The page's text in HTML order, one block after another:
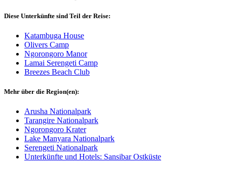
Diese Unterkünfte sind Teil der Reise:
Katambuga House
Olivers Camp
Ngorongoro Manor
Lamai Serengeti Camp
Breezes Beach Club
Mehr über die Region(en):
Arusha Nationalpark
Tarangire Nationalpark
Ngorongoro Krater
Lake Manyara Nationalpark
Serengeti Nationalpark
Unterkünfte und Hotels: Sansibar Ostküste